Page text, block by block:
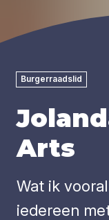
Burgerraadslid
Arts
Wat ik
iedereen